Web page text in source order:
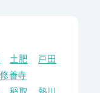
土肥
戸田
修善寺